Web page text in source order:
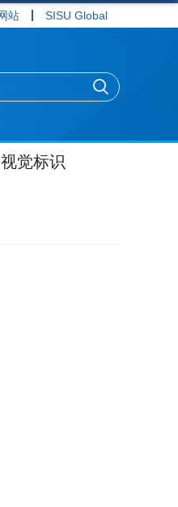
站 SISU Global
视觉标识